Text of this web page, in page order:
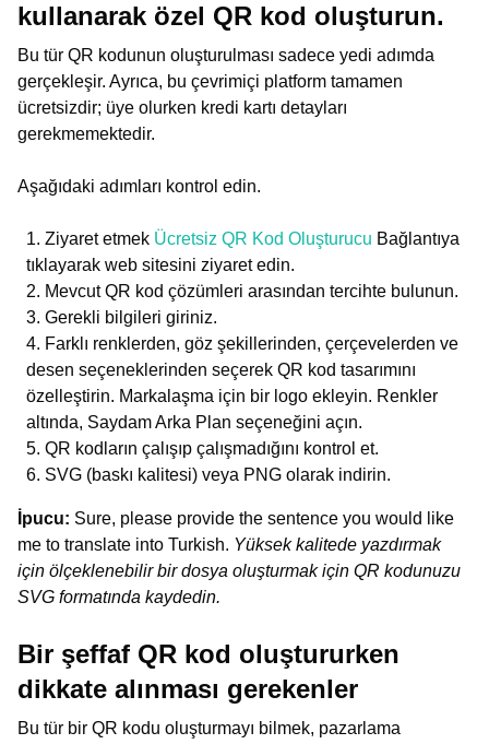
kullanarak özel QR kod oluşturun.
Bu tür QR kodunun oluşturulması sadece yedi adımda
gerçekleşir. Ayrıca, bu çevrimiçi platform tamamen
ücretsizdir; üye olurken kredi kartı detayları
gerekmemektedir.
Aşağıdaki adımları kontrol edin.
Ziyaret etmek Ücretsiz QR Kod Oluşturucu Bağlantıya
tıklayarak web sitesini ziyaret edin.
Mevcut QR kod çözümleri arasından tercihte bulunun.
Gerekli bilgileri giriniz.
Farklı renklerden, göz şekillerinden, çerçevelerden ve
desen seçeneklerinden seçerek QR kod tasarımını
özelleştirin. Markalaşma için bir logo ekleyin. Renkler
altında, Saydam Arka Plan seçeneğini açın.
QR kodların çalışıp çalışmadığını kontrol et.
SVG (baskı kalitesi) veya PNG olarak indirin.
İpucu: Sure, please provide the sentence you would like
me to translate into Turkish. Yüksek kalitede yazdırmak
için ölçeklenebilir bir dosya oluşturmak için QR kodunuzu
SVG formatında kaydedin.
Bir şeffaf QR kod oluştururken
dikkate alınması gerekenler
Bu tür bir QR kodu oluşturmayı bilmek, pazarlama